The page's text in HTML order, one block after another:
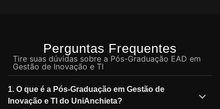
Perguntas Frequentes
Tire suas dúvidas sobre a Pós-Graduação EAD em
Gestão de Inovação e TI
1. O que é a Pós-Graduação em Gestão de
Inovação e TI do UniAnchieta?